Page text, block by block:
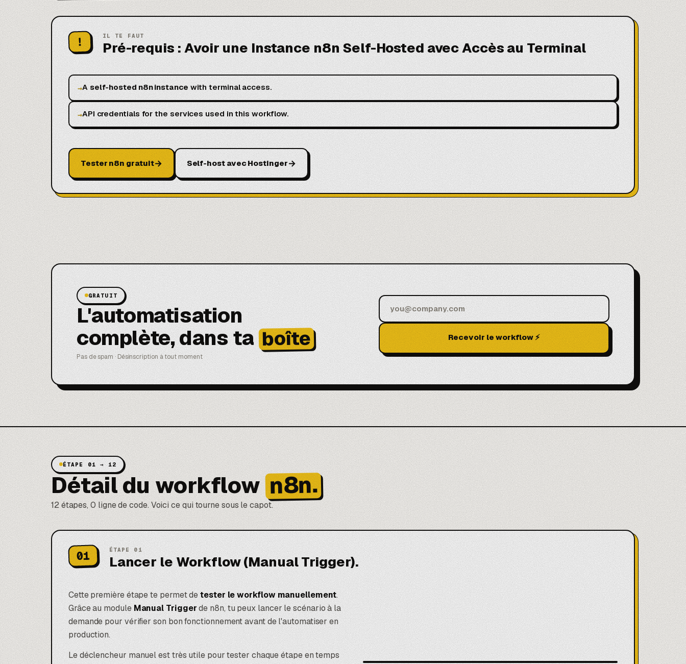
! IL TE FAUT
Pré-requis : Avoir une Instance n8n Self-Hosted avec Accès au Terminal
→Aself-hosted n8n instance with terminal access.
→API credentials for the services used in this workflow.
Tester n8n gratuit→ Self-host avec Hostinger→
GRATUIT
L'automatisation
complète, dans ta boîte
Pas de spam · Désinscription à tout moment
Recevoir le workflow ⚡
ÉTAPE 01 → 12
Détail du workflow n8n.
12 étapes, 0 ligne de code. Voici ce qui tourne sous le capot.
01 ÉTAPE 01
Lancer le Workflow (Manual Trigger).
Cette première étape te permet detester le workflow manuellement.
Grâce au module Manual Triggerde n8n, tu peux lancer le scénario à la
demande pour vérifier son bon fonctionnement avant de l'automatiser en
production.
Le déclencheur manuel est très utile pour tester chaque étape en temps